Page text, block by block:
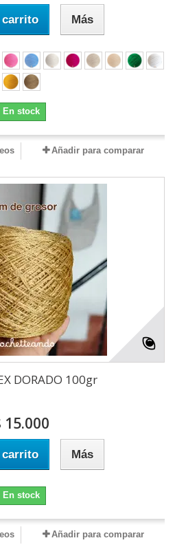
carrito Más
En stock
Añadir para comparar
DORADO 100gr
15.000
carrito Más
En stock
Añadir para comparar